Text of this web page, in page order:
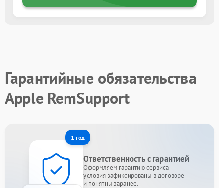
Гарантийные обязательства
Apple RemSupport
1 год
Ответственность с гарантией
Оформляем гарантию сервиса —
условия зафиксированы в договоре
и понятны заранее.